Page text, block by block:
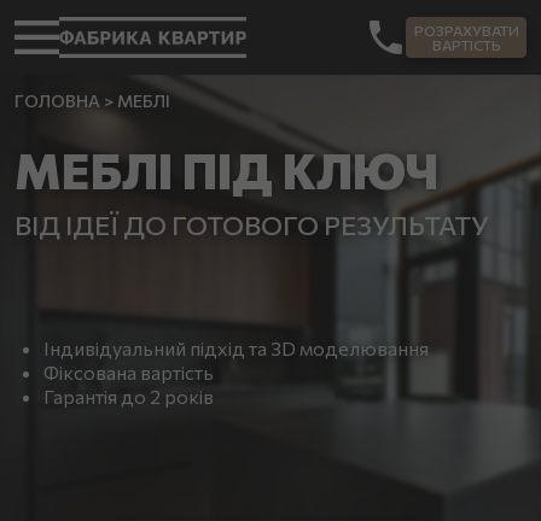
РОЗРАХУВАТИ
ВАРТІСТЬ
ГОЛОВНА > МЕБЛІ
МЕБЛІ ПІД КЛЮЧ
ВІД ІДЕЇ ДО ГОТОВОГО РЕЗУЛЬТАТУ
Індивідуальний підхід та 3D моделювання
Фіксована вартість
Гарантія до 2 років